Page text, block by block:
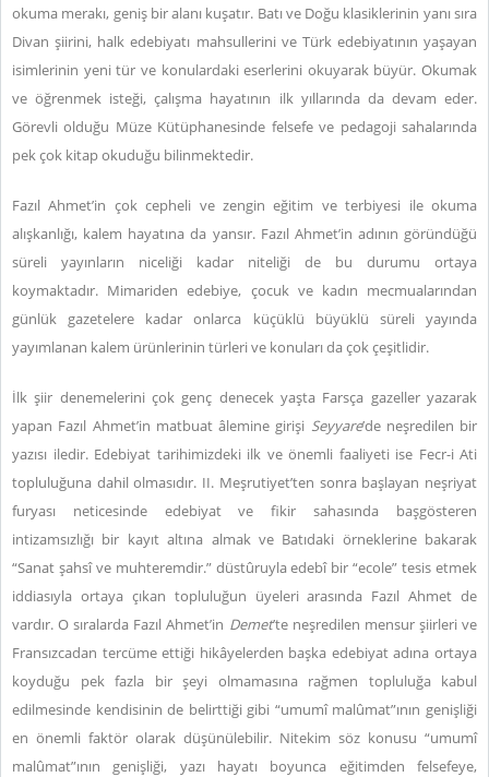
okuma merakı, geniş bir alanı kuşatır. Batı ve Doğu klasiklerinin yanı sıra
Divan şiirini, halk edebiyatı mahsullerini ve Türk edebiyatının yaşayan
isimlerinin yeni tür ve konulardaki eserlerini okuyarak büyür. Okumak
ve öğrenmek isteği, çalışma hayatının ilk yıllarında da devam eder.
Görevli olduğu Müze Kütüphanesinde felsefe ve pedagoji sahalarında
pek çok kitap okuduğu bilinmektedir.
Fazıl Ahmet’in çok cepheli ve zengin eğitim ve terbiyesi ile okuma
alışkanlığı, kalem hayatına da yansır. Fazıl Ahmet’in adının göründüğü
süreli yayınların niceliği kadar niteliği de bu durumu ortaya
koymaktadır. Mimariden edebiye, çocuk ve kadın mecmualarından
günlük gazetelere kadar onlarca küçüklü büyüklü süreli yayında
yayımlanan kalem ürünlerinin türleri ve konuları da çok çeşitlidir.
İlk şiir denemelerini çok genç denecek yaşta Farsça gazeller yazarak
yapan Fazıl Ahmet’in matbuat âlemine girişi Seyyare’de neşredilen bir
yazısı iledir. Edebiyat tarihimizdeki ilk ve önemli faaliyeti ise Fecr-i Ati
topluluğuna dahil olmasıdır. II. Meşrutiyet’ten sonra başlayan neşriyat
furyası neticesinde edebiyat ve fikir sahasında başgösteren
intizamsızlığı bir kayıt altına almak ve Batıdaki örneklerine bakarak
“Sanat şahsî ve muhteremdir.” düstûruyla edebî bir “ecole” tesis etmek
iddiasıyla ortaya çıkan topluluğun üyeleri arasında Fazıl Ahmet de
vardır. O sıralarda Fazıl Ahmet’in Demet’te neşredilen mensur şiirleri ve
Fransızcadan tercüme ettiği hikâyelerden başka edebiyat adına ortaya
koyduğu pek fazla bir şeyi olmamasına rağmen topluluğa kabul
edilmesinde kendisinin de belirttiği gibi “umumî malûmat”ının genişliği
en önemli faktör olarak düşünülebilir. Nitekim söz konusu “umumî
malûmat”ının genişliği, yazı hayatı boyunca eğitimden felsefeye,